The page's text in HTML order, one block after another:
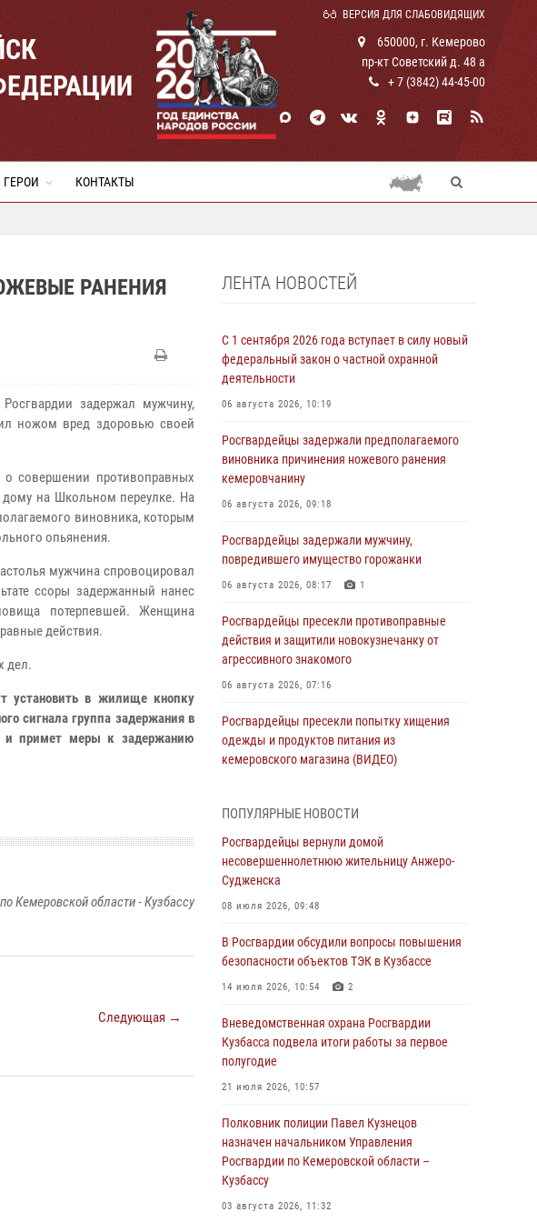
ВЕРСИЯ ДЛЯ СЛАБОВИДЯЩИХ
650000, г. Кемерово
пр-кт Советский д. 48 а
+ 7 (3842) 44-45-00
ГЕРОИ КОНТАКТЫ
РАНЕНИЯ
задержал мужчину,
ножом вред здоровью своей
совершении противоправных
дому на Школьном переулке. На
виновника, которым
опьянения.
мужчина спровоцировал
ссоры задержанный нанес
потерпевшей. Женщина
действия.
дел.
установить в жилище кнопку
сигнала группа задержания в
и примет меры к задержанию
Кемеровской области - Кузбассу
Следующая →
ЛЕНТА НОВОСТЕЙ
С 1 сентября 2026 года вступает в силу новый
федеральный закон о частной охранной
деятельности
06 августа 2026, 10:19
Росгвардейцы задержали предполагаемого
виновника причинения ножевого ранения
кемеровчанину
06 августа 2026, 09:18
Росгвардейцы задержали мужчину,
повредившего имущество горожанки
06 августа 2026, 08:17 1
Росгвардейцы пресекли противоправные
действия и защитили новокузнечанку от
агрессивного знакомого
06 августа 2026, 07:16
Росгвардейцы пресекли попытку хищения
одежды и продуктов питания из
кемеровского магазина (ВИДЕО)
В Кузбассе стартовал чемпионат Сибирского
ордена Жукова округа Росгвардии по
служебно-боевой стрельбе
05 августа 2026, 10:53
дебошира, устроившего конфликт в
медицинском учреждении
05 августа 2026, 09:30
Росгвардейцы задержали участника драки,
причинившего побои оппоненту
05 августа 2026, 08:50
общественного порядка на городском пляже
05 августа 2026, 08:10
Росгвардейцы в Юрге пресекли попытку
проникновения на территорию частного
ПОПУЛЯРНЫЕ НОВОСТИ
Росгвардейцы вернули домой
несовершеннолетнюю жительницу Анжеро-
Судженска
08 июля 2026, 09:48
В Росгвардии обсудили вопросы повышения
безопасности объектов ТЭК в Кузбассе
14 июля 2026, 10:54 2
Вневедомственная охрана Росгвардии
Кузбасса подвела итоги работы за первое
полугодие
21 июля 2026, 10:57
Полковник полиции Павел Кузнецов
назначен начальником Управления
Росгвардии по Кемеровской области –
Кузбассу
03 августа 2026, 11:32